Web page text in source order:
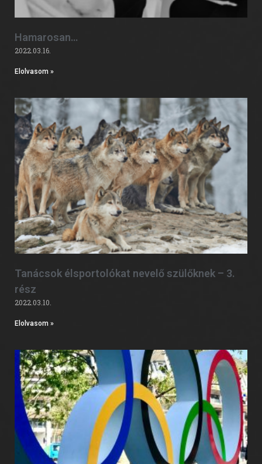
Hamarosan…
2022.03.16.
Elolvasom »
Tanácsok élsportolókat nevelő szülőknek – 3.
rész
2022.03.10.
Elolvasom »